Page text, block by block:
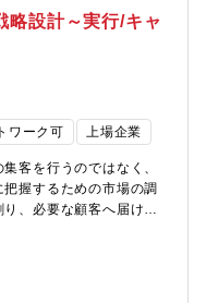
ミュニケーション戦略の
どを組み合わせたクロ
データに基づいたセグメ
掘り起こし施策の企画■
の企画・運営■マーケテ
内エンジニアと連携し
ータについて】
」といったツール
ース専科は看護師の大
め、データ量も非常に
整備しており、MAツー
略設計～実行/キャ
ワーク可 上場企業
客を行うのではなく、
握するための市場の調
、必要な顧客へ届ける
流から下流までのマー
とで同社のサービス貢
す。【職務内容】キャ